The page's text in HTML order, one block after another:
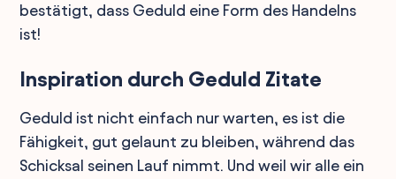
bestätigt, dass Geduld eine Form des Handelns
ist!
Inspiration durch Geduld Zitate
Geduld ist nicht einfach nur warten, es ist die
Fähigkeit, gut gelaunt zu bleiben, während das
Schicksal seinen Lauf nimmt. Und weil wir alle ein